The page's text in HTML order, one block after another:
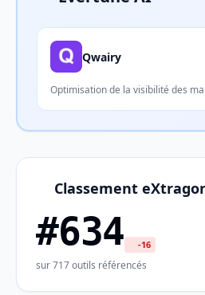
Qwairy
Optimisation de la visibilité des
Classement
#634 -16
sur 717 outils référencés